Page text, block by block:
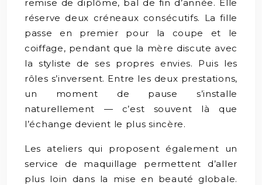
remise de diplôme, bal de fin d’année. Elle
réserve deux créneaux consécutifs. La fille
passe en premier pour la coupe et le
coiffage, pendant que la mère discute avec
la styliste de ses propres envies. Puis les
rôles s’inversent. Entre les deux prestations,
un moment de pause s’installe
naturellement — c’est souvent là que
l’échange devient le plus sincère.
Les ateliers qui proposent également un
service de maquillage permettent d’aller
plus loin dans la mise en beauté globale.